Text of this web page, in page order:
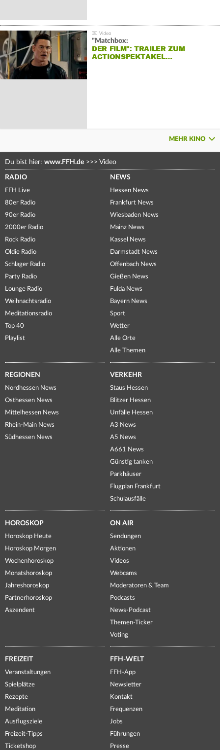
"Matchbox:
DER FILM": TRAILER ZUM
ACTIONSPEKTAKEL…
MEHR KINO
Du bist hier: www.FFH.de >>> Video
RADIO
FFH Live
80er Radio
90er Radio
2000er Radio
Rock Radio
Oldie Radio
Schlager Radio
Party Radio
Lounge Radio
Weihnachtsradio
Meditationsradio
Top 40
Playlist
NEWS
Hessen News
Frankfurt News
Wiesbaden News
Mainz News
Kassel News
Darmstadt News
Offenbach News
Gießen News
Fulda News
Bayern News
Sport
Wetter
Alle Orte
Alle Themen
REGIONEN
Nordhessen News
Osthessen News
Mittelhessen News
Rhein-Main News
Südhessen News
VERKEHR
Staus Hessen
Blitzer Hessen
Unfälle Hessen
A3 News
A5 News
A661 News
Günstig tanken
Parkhäuser
Flugplan Frankfurt
Schulausfälle
HOROSKOP
Horoskop Heute
Horoskop Morgen
Wochenhoroskop
Monatshoroskop
Jahreshoroskop
Partnerhoroskop
Aszendent
ON AIR
Sendungen
Aktionen
Videos
Webcams
Moderatoren & Team
Podcasts
News-Podcast
Themen-Ticker
Voting
FREIZEIT
Veranstaltungen
Spielplätze
Rezepte
Meditation
Ausflugsziele
Freizeit-Tipps
Ticketshop
FFH-WELT
FFH-App
Newsletter
Kontakt
Frequenzen
Jobs
Führungen
Presse